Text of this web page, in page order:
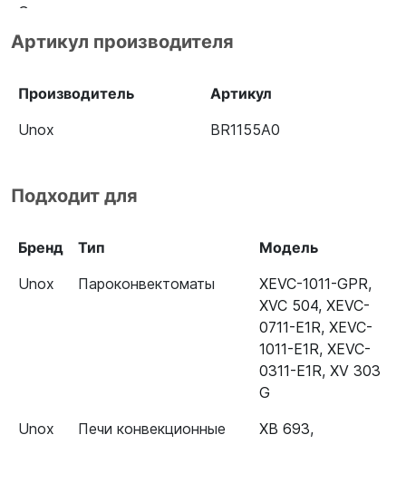
G
Конвекционная печь Unox XB
Артикул производителя
Производитель
Артикул
Unox
BR1155A0
Подходит для
Бренд Тип
Модель
Unox
Пароконвектоматы XEVC-1011-GPR,
XVC 504, XEVC-
0711-E1R, XEVC-
1011-E1R, XEVC-
0311-E1R, XV 303
G
Unox
Печи конвекционные XB 693,